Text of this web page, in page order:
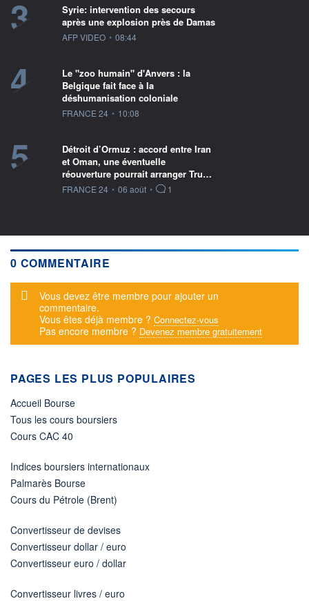
3
Syrie: intervention des secours
après une explosion près de Damas
information fournie par
AFP VIDEO • 08:44
4
Le "zoo humain" d'Anvers : la
Belgique fait face à la
déshumanisation coloniale
information fournie par
FRANCE 24 • 10:08
5
Détroit d’Ormuz : accord entre Iran
et Oman, une éventuelle
réouverture pourrait arranger Tru…
information fournie par
FRANCE 24 • 06 août • 1
0 COMMENTAIRE
Message d'alerte
Vous devez être membre pour ajouter un
commentaire.
Vous êtes déjà membre ? Connectez-vous
Pas encore membre ? Devenez membre gratuitement
PAGES LES PLUS POPULAIRES
Accueil Bourse
Tous les cours boursiers
Cours CAC 40
Indices boursiers internationaux
Palmarès Bourse
Cours du Pétrole (Brent)
Convertisseur de devises
Convertisseur dollar / euro
Convertisseur euro / dollar
Convertisseur livres / euro